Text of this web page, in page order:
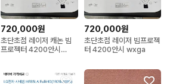
720,000원
초단초점 레이저 캐논 빔
프로젝터 4200안시
720,000원
초단초점 레이저 빔프로젝
터 4200안시 wxga